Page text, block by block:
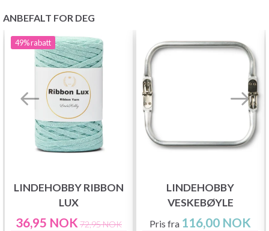
ANBEFALT FOR DEG
49%rabatt
LINDEHOBBY RIBBON
LUX
36,95 NOK 72,95 NOK
LINDEHOBBY
VESKEBØYLE
Pris fra 116,00 NOK